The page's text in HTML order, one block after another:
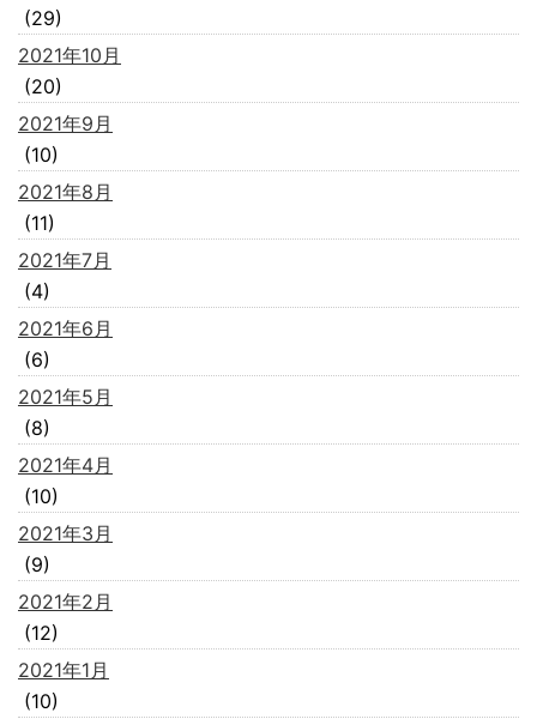
(29)
2021年10月
(20)
2021年9月
(10)
2021年8月
(11)
2021年7月
(4)
2021年6月
(6)
2021年5月
(8)
2021年4月
(10)
2021年3月
(9)
2021年2月
(12)
2021年1月
(10)